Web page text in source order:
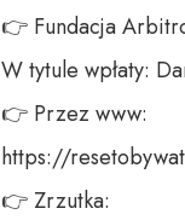
👉 Fundacja
W tytule wpłaty:
👉 Przez www:
https://
👉 Zrzutka: